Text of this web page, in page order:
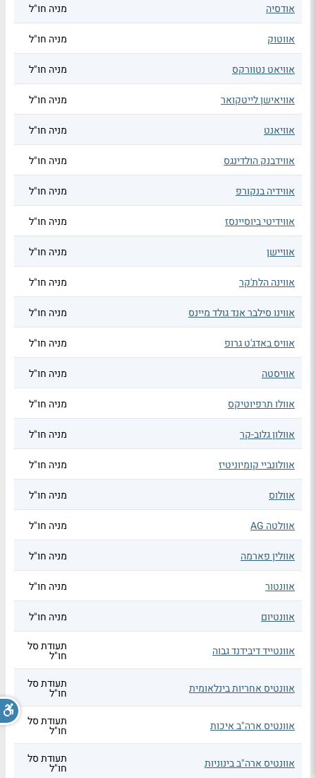
אודסיה מניה חו"ל
אווטוק מניה חו"ל
אוויאט נטוורקס מניה חו"ל
אוויאישן לייטקואר מניה חו"ל
אוויאנט מניה חו"ל
אווידבנק הולדינגס מניה חו"ל
אווידיה בנקורפ מניה חו"ל
אווידיטי ביוסיינסז מניה חו"ל
אוויישן מניה חו"ל
אווינה הלת'קר מניה חו"ל
אווינו סילבר אנד גולד מיינס מניה חו"ל
אוויס באדג'ט גרופ מניה חו"ל
אוויסטה מניה חו"ל
אוולו תרפיוטיקס מניה חו"ל
אוולון גלוב-קר מניה חו"ל
אוולונביי קומיוניטיז מניה חו"ל
אוולוס מניה חו"ל
אוולטה AG מניה חו"ל
אוולין פארמה מניה חו"ל
אוונטור מניה חו"ל
אוונטיום מניה חו"ל
אוונטייד דיבידנד גבוה תעודת סל
חו"ל
אוונטיס אחריות בינלאומית תעודת סל
חו"ל
אוונטיס ארה"ב איכות תעודת סל
חו"ל
אוונטיס ארה"ב בינוניות תעודת סל
חו"ל